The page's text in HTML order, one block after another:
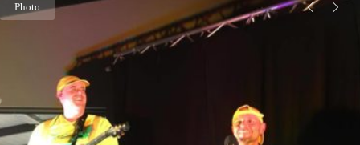
Photo